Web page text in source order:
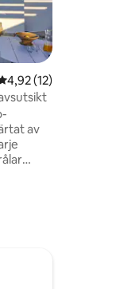
av 5 i
4,92 (12)
av